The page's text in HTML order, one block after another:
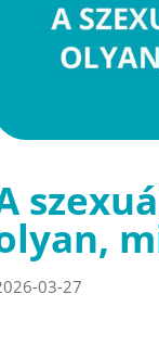
03-27